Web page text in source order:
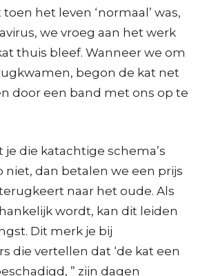
het leven ‘normaal’ was,
we vroeg aan het werk
thuis bleef. Wanneer we om
begon de kat net
door een band met ons op te
je die katachtige schema’s
niet, dan betalen we een prijs
naar het oude. Als
wordt, kan dit leiden
Dit merk je bij
die vertellen dat ‘de kat een
” zijn dagen